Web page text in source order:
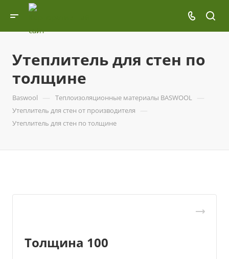
Утеплитель для стен по
толщине
Baswool — Теплоизоляционные материалы BASWOOL —
Утеплитель для стен от производителя —
Утеплитель для стен по толщине
Толщина 100